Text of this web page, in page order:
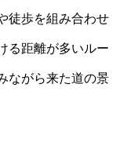
徒歩を組み合わせ
る距離が多いルー
ながら来た道の景